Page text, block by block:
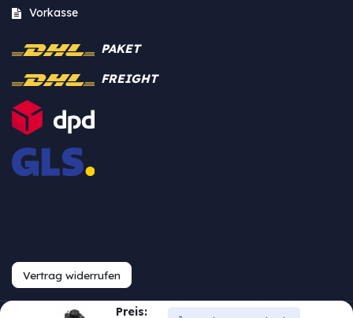
Preis:
Vorkasse
PAKET
FREIGHT
Vertrag widerrufen